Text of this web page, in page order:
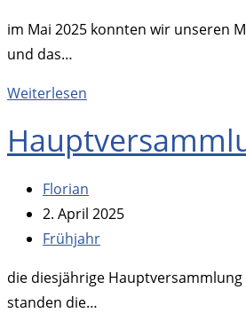
im Mai 2025 konnten wir unseren
und das…
Weiterlesen
Beitrags-
Autor:
Florian
Beitrag
veröffentlicht:
2. April 2025
Beitrags-
Frühjahr
die diesjährige
standen die…